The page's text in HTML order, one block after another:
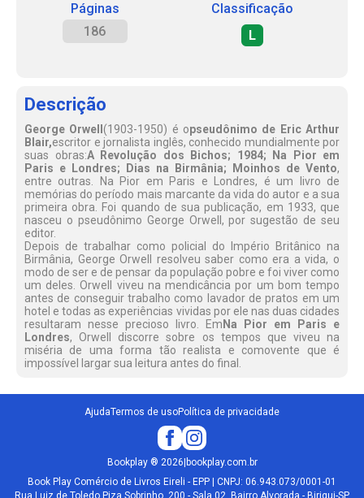
Páginas
186
Classificação
L
Descrição
George Orwell(1903-1950) é opseudônimo de Eric Arthur
Blair,escritor e jornalista inglês, conhecido mundialmente por
suas obras:A Revolução dos Bichos; 1984; Na Pior em
Paris e Londres; Dias na Birmânia; Moinhos de Vento,
entre outras. Na Pior em Paris e Londres, é um livro de
memórias do período mais marcante da vida do autor e a sua
primeira obra. Foi quando de sua publicação, em 1933, que
nasceu o pseudônimo George Orwell, por sugestão de seu
editor.
Depois de trabalhar como policial do Império Britânico na
Birmânia, George Orwell resolveu saber como era a vida, o
modo de ser e de pensar da população pobre e foi viver como
um deles. Orwell viveu na mendicância por um bom tempo
antes de conseguir trabalho como lavador de pratos em um
hotel e todas as experiências vividas por ele nas duas cidades
resultaram nesse precioso livro. Em Na Pior em Paris e
Londres, Orwell discorre sobre os tempos que viveu na
miséria de uma forma tão realista e comovente que é
impossível largar sua leitura antes do final.
AjudaTermos de usoPolítica de privacidade
Bookplay® 2026 bookplay.com.br
Book Play Comércio de Livros Eireli - EPP | CNPJ: 06.943.073/0001-01
Rua Luiz de Toledo Piza Sobrinho, 200 - Sala 02, Bairro Alvorada - Birigui-SP